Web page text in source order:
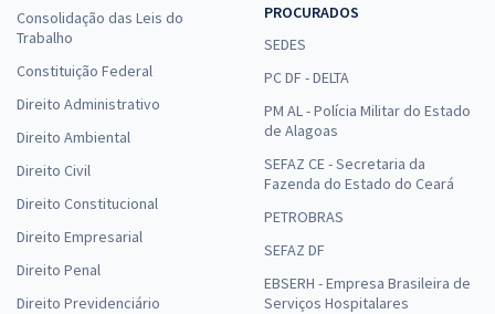
Consolidação das Leis do
Trabalho
Constituição Federal
Direito Administrativo
Direito Ambiental
Direito Civil
Direito Constitucional
Direito Empresarial
Direito Penal
Direito Previdenciário
PROCURADOS
SEDES
PC DF - DELTA
PM AL - Polícia Militar do Estado
de Alagoas
SEFAZ CE - Secretaria da
Fazenda do Estado do Ceará
PETROBRAS
SEFAZ DF
EBSERH - Empresa Brasileira de
Serviços Hospitalares